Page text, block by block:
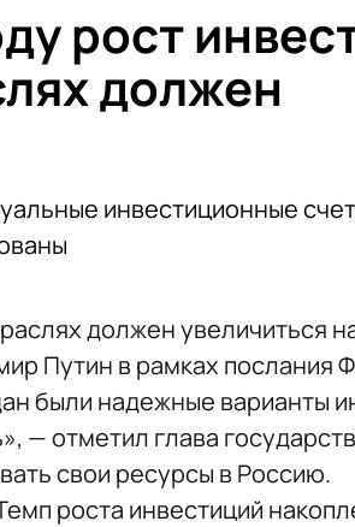
рост
должен
инвестиционные
должен увеличиться
Путин в рамках послания
были надежные варианты
— отметил глава
свои ресурсы в Россию.
роста инвестиций